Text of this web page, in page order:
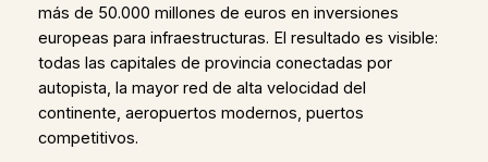
más de 50.000 millones de euros en inversiones
europeas para infraestructuras. El resultado es visible:
todas las capitales de provincia conectadas por
autopista, la mayor red de alta velocidad del
continente, aeropuertos modernos, puertos
competitivos.